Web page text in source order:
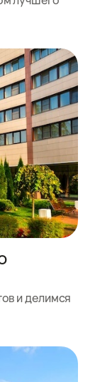
и делимся